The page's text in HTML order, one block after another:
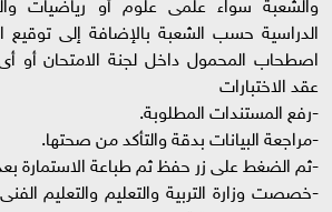
الدراسية حسب الشعبة بالإضافة إلى توقيع
اصطحاب المحمول داخل لجنة الامتحان أو أى
عقد الاختبارات
-رفع المستندات المطلوبة.
-مراجعة البيانات بدقة والتأكد من صحتها.
-ثم الضغط على زر حفظ ثم طباعة الاستمارة
-خصصت وزارة التربية والتعليم والتعليم